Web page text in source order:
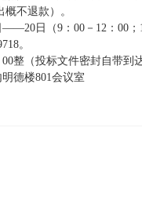
不退款）。
日（9：00－12：00；
。
整（投标文件密封自带到
德楼801会议室